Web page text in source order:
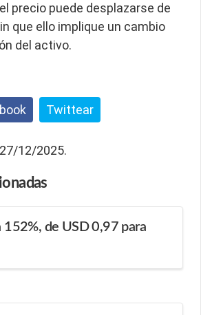
precio puede desplazarse de
que ello implique un cambio
del activo.
Twittear
12/2025.
152%, de USD 0,97 para